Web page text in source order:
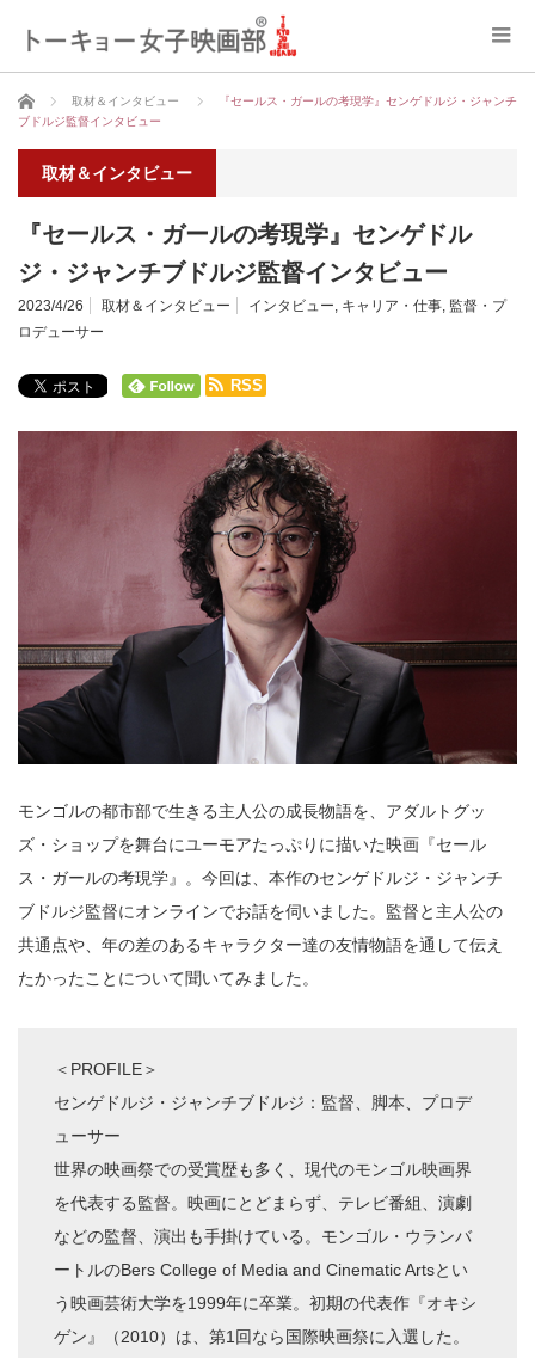
ホーム 取材＆インタビュー
『セールス・ガールの考現学』センゲドルジ・ジャンチ
ブドルジ監督インタビュー
取材＆インタビュー
『セールス・ガールの考現学』センゲドル
ジ・ジャンチブドルジ監督インタビュー
2023/4/26 取材＆インタビュー インタビュー, キャリア・仕事, 監督・プ
ロデューサー
RSS
モンゴルの都市部で生きる主人公の成長物語を、アダルトグッ
ズ・ショップを舞台にユーモアたっぷりに描いた映画『セール
ス・ガールの考現学』。今回は、本作のセンゲドルジ・ジャンチ
ブドルジ監督にオンラインでお話を伺いました。監督と主人公の
共通点や、年の差のあるキャラクター達の友情物語を通して伝え
たかったことについて聞いてみました。
＜PROFILE＞
センゲドルジ・ジャンチブドルジ：監督、脚本、プロデ
ューサー
世界の映画祭での受賞歴も多く、現代のモンゴル映画界
を代表する監督。映画にとどまらず、テレビ番組、演劇
などの監督、演出も手掛けている。モンゴル・ウランバ
ートルのBers College of Media and Cinematic Artsとい
う映画芸術大学を1999年に卒業。初期の代表作『オキシ
ゲン』（2010）は、第1回なら国際映画祭に入選した。